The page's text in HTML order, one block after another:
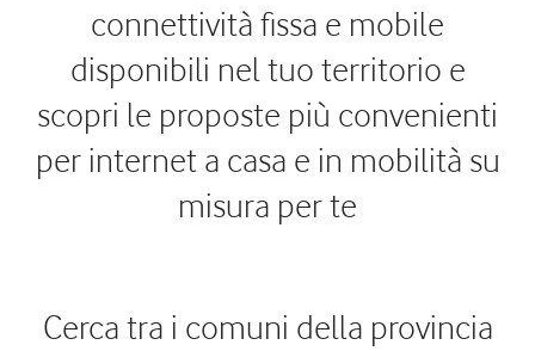
connettività fissa e mobile
disponibili nel tuo territorio e
scopri le proposte più convenienti
per internet a casa e in mobilità su
misura per te
Cerca tra i comuni della provincia